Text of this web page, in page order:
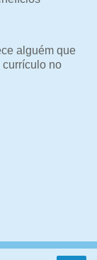
alguém que
currículo no